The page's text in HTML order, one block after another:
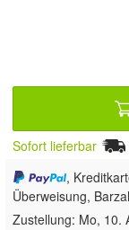
Sofort lieferbar
,
Überweisung,
Zustellung: Mo, 10.